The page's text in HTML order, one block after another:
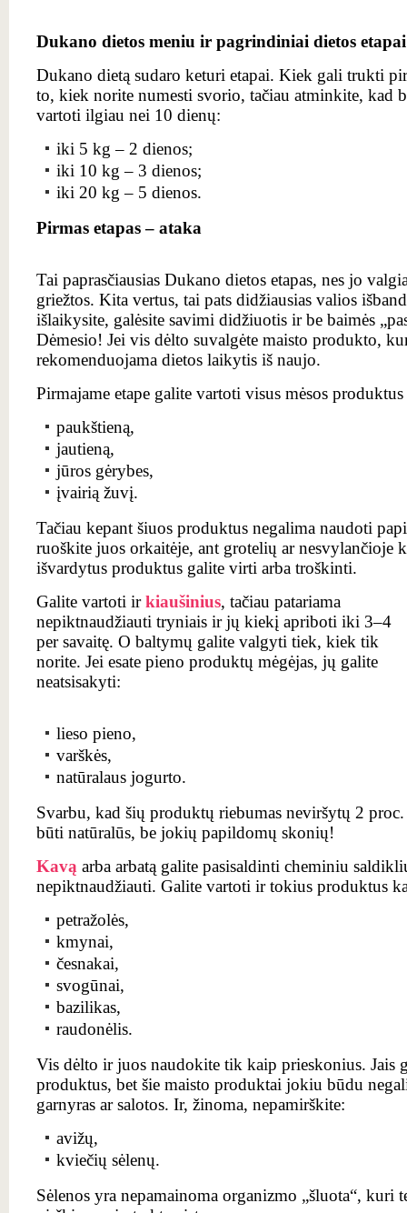
Dukano dietos meniu ir pagrindiniai dietos etapai
Dukano dietą sudaro keturi etapai. Kiek gali trukti
to, kiek norite numesti svorio, tačiau atminkite, kad
vartoti ilgiau nei 10 dienų:
iki 5 kg – 2 dienos;
iki 10 kg – 3 dienos;
iki 20 kg – 5 dienos.
Pirmas etapas – ataka
Tai paprasčiausias Dukano dietos etapas, nes jo
griežtos. Kita vertus, tai pats didžiausias valios
išlaikysite, galėsite savimi didžiuotis ir be baimės
Dėmesio! Jei vis dėlto suvalgėte maisto produkto,
rekomenduojama dietos laikytis iš naujo.
Pirmajame etape galite vartoti visus mėsos
paukštieną,
jautieną,
jūros gėrybes,
įvairią žuvį.
Tačiau kepant šiuos produktus negalima naudoti
ruoškite juos orkaitėje, ant grotelių ar nesvylančioje
išvardytus produktus galite virti arba troškinti.
Galite vartoti irkiaušinius, tačiau patariama
nepiktnaudžiauti tryniais ir jų kiekį apriboti iki 3–4
per savaitę. O baltymų galite valgyti tiek, kiek tik
norite. Jei esate pieno produktų mėgėjas, jų galite
neatsisakyti:
lieso pieno,
varškės,
natūralaus jogurto.
Svarbu, kad šių produktų riebumas neviršytų 2
būti natūralūs, be jokių papildomų skonių!
Kavą arba arbatą galite pasisaldinti cheminiu
nepiktnaudžiauti. Galite vartoti ir tokius produktus
petražolės,
kmynai,
česnakai,
svogūnai,
bazilikas,
raudonėlis.
Vis dėlto ir juos naudokite tik kaip prieskonius. Jais
produktus, bet šie maisto produktai jokiu būdu
garnyras ar salotos. Ir, žinoma, nepamirškite:
avižų,
kviečių sėlenų.
Sėlenos yra nepamainoma organizmo „šluota“, kuri